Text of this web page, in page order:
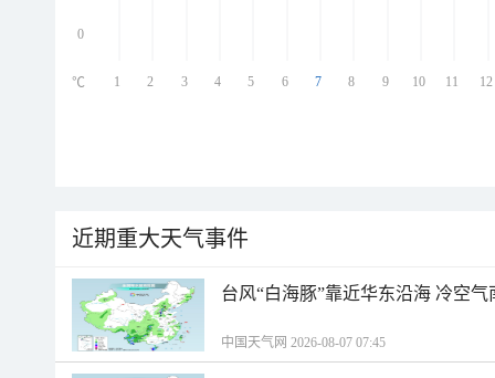
0
1 2 3 4 5 6 7 8 9 10 11 12
℃
近期重大天气事件
台风“白海豚”靠近华东沿海 冷空
中国天气网 2026-08-07 07:45